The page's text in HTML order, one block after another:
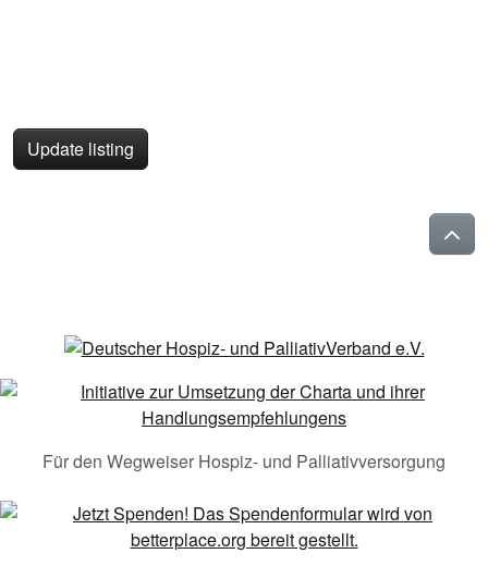
Update listing
Für den Wegweiser Hospiz- und Palliativversorgung